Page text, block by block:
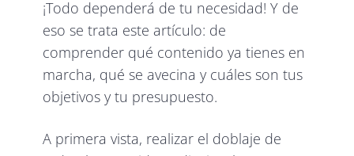
¡Todo dependerá de tu necesidad! Y de
eso se trata este artículo: de
comprender qué contenido ya tienes en
marcha, qué se avecina y cuáles son tus
objetivos y tu presupuesto.
A primera vista, realizar el doblaje de